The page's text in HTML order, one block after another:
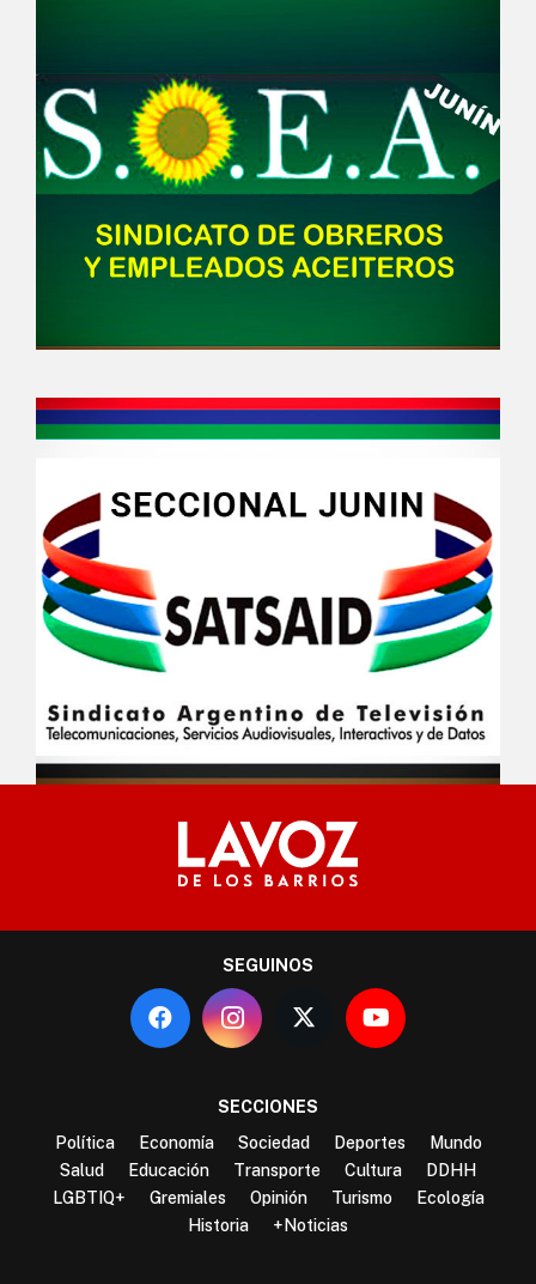
SEGUINOS
SECCIONES
Política
Economía Sociedad Deportes
Mundo
Salud
Educación Transporte Cultura
DDHH
LGBTIQ+
Gremiales Opinión Turismo
Ecología
Historia
+Noticias